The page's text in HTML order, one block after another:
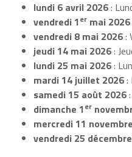
lundi 6 avril 2026:
vendredi 1er mai 2026
vendredi 8 mai 2026:
jeudi 14 mai 2026:
lundi 25 mai 2026:
mardi 14 juillet 2026:
samedi 15 août 2026
dimanche 1er
mercredi 11
vendredi 25